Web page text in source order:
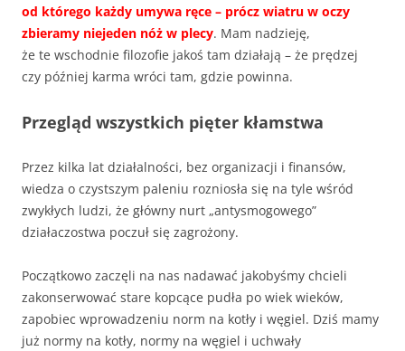
od którego każdy umywa ręce – prócz wiatru w oczy
zbieramy niejeden nóż w plecy. Mam nadzieję,
że te wschodnie filozofie jakoś tam działają – że prędzej
czy później karma wróci tam, gdzie powinna.
Przegląd wszystkich pięter kłamstwa
Przez kilka lat działalności, bez organizacji i finansów,
wiedza o czystszym paleniu rozniosła się na tyle wśród
zwykłych ludzi, że główny nurt „antysmogowego”
działaczostwa poczuł się zagrożony.
Początkowo zaczęli na nas nadawać jakobyśmy chcieli
zakonserwować stare kopcące pudła po wiek wieków,
zapobiec wprowadzeniu norm na kotły i węgiel. Dziś mamy
już normy na kotły, normy na węgiel i uchwały